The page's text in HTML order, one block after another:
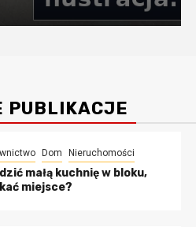
PUBLIKACJE
Dom Nieruchomości
małą kuchnię w bloku,
miejsce?